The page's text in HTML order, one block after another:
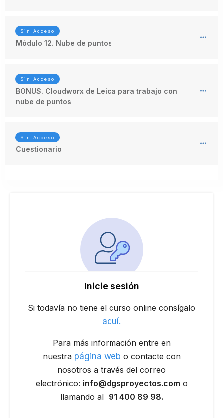
Inicie sesión
Si todavía no tiene el curso online consígalo
aquí.
Para más información entre en
nuestrapágina web o contacte con
nosotros a través del correo
electrónico: info@dgsproyectos.com o
llamando al 91 400 89 98.
Sin Acceso
Módulo 12. Nube de puntos
Sin Acceso
BONUS. Cloudworx de Leica para trabajo con
nube de puntos
Sin Acceso
Cuestionario